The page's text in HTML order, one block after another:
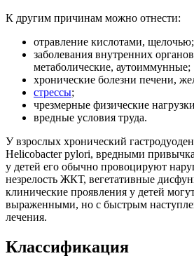
К другим причинам можно отнести:
отравление кислотами, щелочью;
заболевания внутренних
метаболические, аутоиммунные;
хронические болезни печени,
стрессы;
чрезмерные физические
вредные условия труда.
У взрослых хронический
Helicobacter pylori, вредными
у детей его обычно провоцируют
незрелость ЖКТ, вегетативные
клинические проявления у детей
выраженными, но с быстрым
лечения.
Классификация